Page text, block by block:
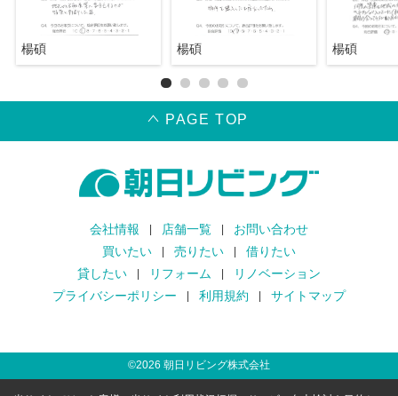
楊碩 楊碩 楊碩
PAGE TOP
会社情報 店舗一覧
お問い合わせ
買いたい
売りたい
借りたい
貸したい
リフォーム
リノベーション
プライバシーポリシー
利用規約 サイトマップ
©2026 朝日リビング株式会社